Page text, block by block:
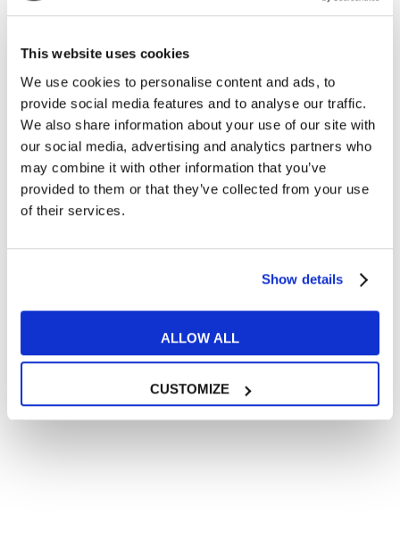
This website uses cookies
We use cookies to personalise content and ads, to
provide social media features and to analyse our traffic.
We also share information about your use of our site with
our social media, advertising and analytics partners who
may combine it with other information that you’ve
provided to them or that they’ve collected from your use
of their services.
Show details
ALLOW ALL
CUSTOMIZE
Esercizi e Grammatica
Quando gli italiani cantano in inglese
READ MORE
27